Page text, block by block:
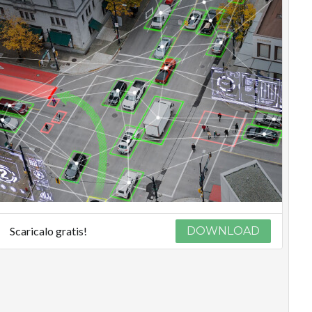
Scaricalo gratis! DOWNLOAD